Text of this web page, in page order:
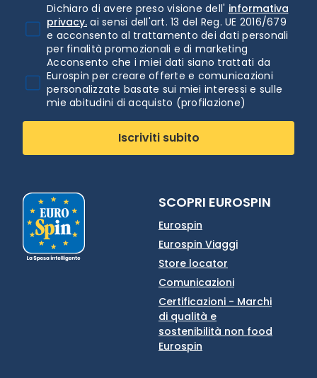
Dichiaro di avere preso visione dell' informativa
privacy. ai sensi dell'art. 13 del Reg. UE 2016/679
e acconsento al trattamento dei dati personali
per finalità promozionali e di marketing
Acconsento che i miei dati siano trattati da
Eurospin per creare offerte e comunicazioni
personalizzate basate sui miei interessi e sulle
mie abitudini di acquisto (profilazione)
Iscriviti subito
SCOPRI EUROSPIN
Eurospin
Eurospin Viaggi
Store locator
Comunicazioni
Certificazioni - Marchi
di qualità e
sostenibilità non food
Eurospin